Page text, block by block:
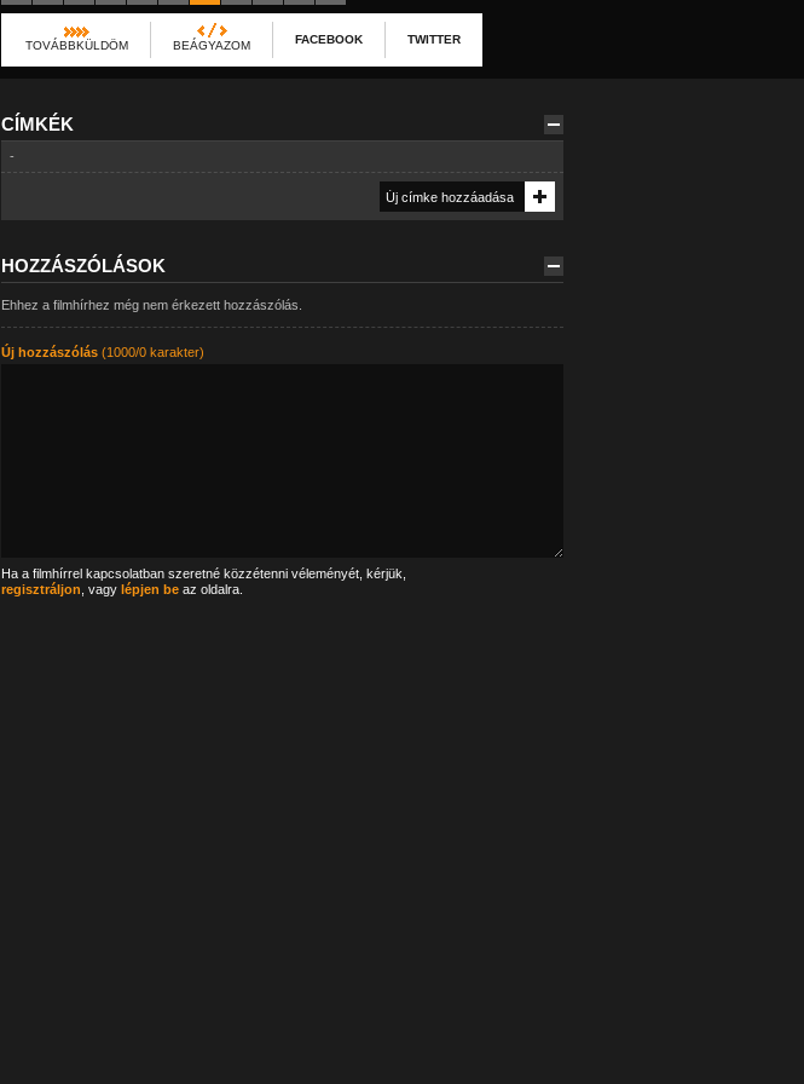
TOVÁBBKÜLDÖM BEÁGYAZOM FACEBOOK TWITTER
CÍMKÉK
-
HOZZÁSZÓLÁSOK
Ehhez a filmhírhez még nem érkezett hozzászólás.
Új hozzászólás(1000/0 karakter)
Ha a filmhírrel kapcsolatban szeretné közzétenni véleményét, kérjük,
regisztráljon , vagy lépjen beaz oldalra.